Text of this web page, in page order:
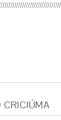
CRICIÚMA